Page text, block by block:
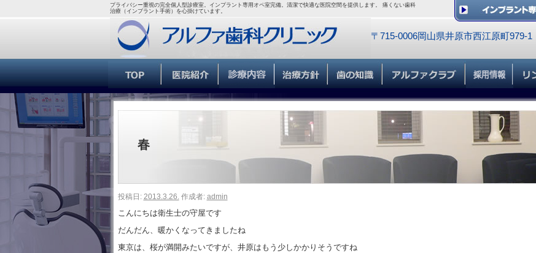
プライバシー重視の完全個人型診療室。インプラント専用オペ室完備。清潔で快適な医院空間を提供します。 痛くない歯科
治療（インプラント手術）を心掛けています。
〒715-0006岡山県井原市西江原町979-1
春
投稿日: 2013.3.26. 作成者: admin
こんにちは衛生士の守屋です
だんだん、暖かくなってきましたね
東京は、桜が満開みたいですが、井原はもう少しかかりそうですね